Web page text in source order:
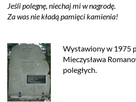
Jeśli polegnę, niechaj mi w nagrodę.
Za was nie kładą pamięci kamienia!
Wystawiony w 1975
Mieczysława
poległych.